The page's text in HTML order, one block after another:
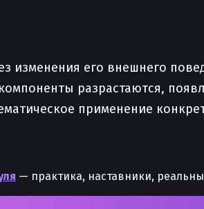
изменения его внешнего
разрастаются,
применение
— практика, наставники,